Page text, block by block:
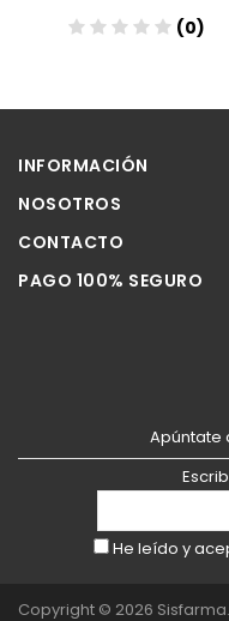
(0)
INFORMACIÓN
NOSOTROS
CONTACTO
PAGO 100% SEGURO
Apúntate
He leído y
Copyright © 2026 Sisfarma